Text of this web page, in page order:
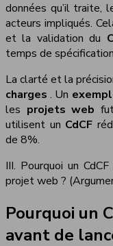
données qu’il traite,
acteurs impliqués.
et la validation du
temps de
La clarté et la
charges. Un
les projets web
utilisent un CdCF
de 8%.
III. Pourquoi un
projet web ?
Pourquoi un
avant de